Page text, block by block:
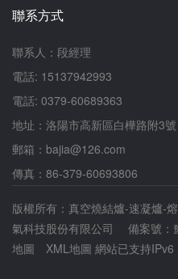
量。常見原因包括
先檢查真空泵是否
機、潤滑系統等。
密封件是否老化或
封件，確保密封性
復。同時，定期對
真空熔煉爐的核
不穩定或無法達
產效率。常見原因
聯系方式
聯系人：段經理
電話: 15137942993
電話: 0379-60689363
地址：洛陽市高新區白樺路附3號
郵箱：bajia@126.com
傳真：86-379-60693806
版權所有：真空燒結爐-速凝爐-
氣科技股份有限公司 備案號：
地圖
XML地圖 網站已支持IPv6